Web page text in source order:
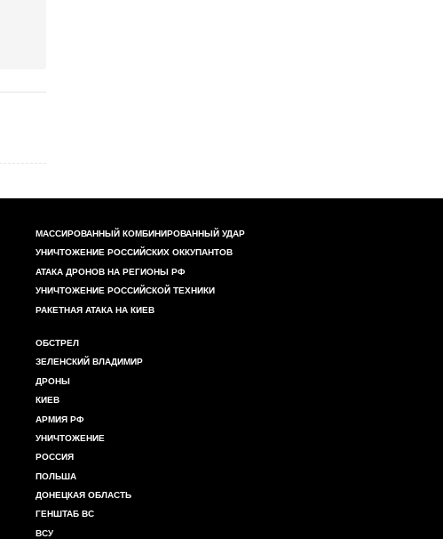
МАССИРОВАННЫЙ КОМБИНИРОВАННЫЙ УДАР
УНИЧТОЖЕНИЕ РОССИЙСКИХ ОККУПАНТОВ
АТАКА ДРОНОВ НА РЕГИОНЫ РФ
УНИЧТОЖЕНИЕ РОССИЙСКОЙ ТЕХНИКИ
РАКЕТНАЯ АТАКА НА КИЕВ
ОБСТРЕЛ
ЗЕЛЕНСКИЙ ВЛАДИМИР
ДРОНЫ
КИЕВ
АРМИЯ РФ
УНИЧТОЖЕНИЕ
РОССИЯ
ПОЛЬША
ДОНЕЦКАЯ ОБЛАСТЬ
ГЕНШТАБ ВС
ВСУ